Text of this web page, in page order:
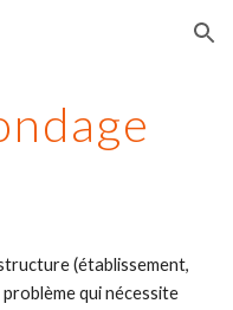
Skip to navigation
(établissement,
qui nécessite